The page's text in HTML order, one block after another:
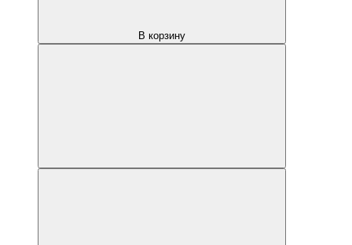
В корзину